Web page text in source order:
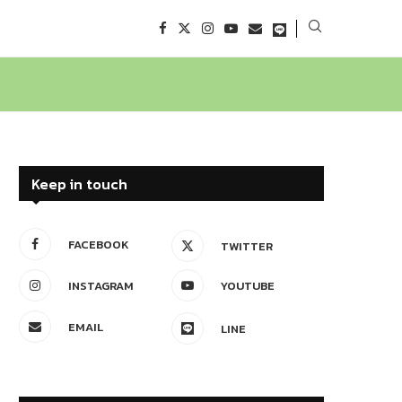
Keep in touch
FACEBOOK TWITTER
INSTAGRAM YOUTUBE
EMAIL LINE